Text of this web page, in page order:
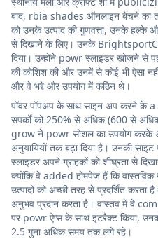
बाद, rbia shades ऑनलाइन बेचने का
को उनके उत्पाद की गुणवत्ता, उनके हल्के
से दिखाने के लिए। उनके
दिया। उन्होंने powr स्लाइडर खोजने
की कोशिश की और उनमें से कोई भी ऐसा
और वे भद्दे और उपयोग में कठिन थे।
पॉवर पॉपअप के साथ साइन अप करने
संपर्कों को 250% से अधिक (600 से
grow ने powr सोशल का उपयोग करके
अनुयायियों तक बढ़ा दिया है। उनकी
स्लाइडर अपने ग्राहकों को शीघ्रता से
क्योंकि वे added होमपेज हैं कि
उत्पादों को अच्छी तरह से प्रदर्शित
अनुभव प्रदान करता है। वास्तव में वे
पर powr ऐप्स के साथ इंटरैक्ट किया,
2.5 गुना अधिक समय तक लगे रहे।